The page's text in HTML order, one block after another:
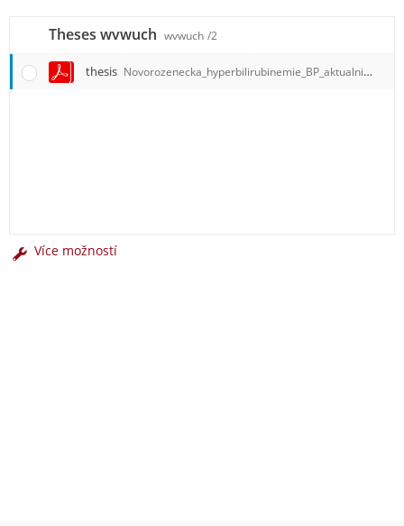
Theses wvwuch wvwuch /2
thesis Novorozenecka_hyperbilirubinemie_BP_aktualni.pdf
Více možností